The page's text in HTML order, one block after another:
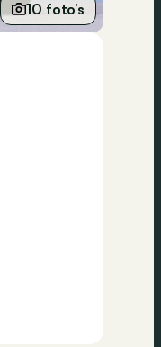
10 foto’s